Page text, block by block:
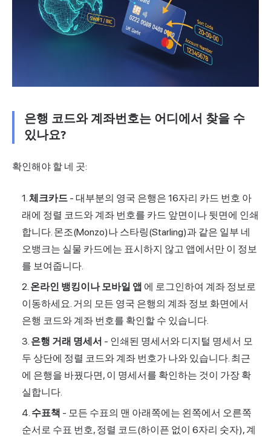
은행 코드와 계좌번호는 어디에서 찾을 수
있나요?
확인해야 할 네 곳:
체크카드 - 대부분의 영국 은행은 16자리 카드 번호 아
래에 정렬 코드와 계좌 번호를 카드 앞면이나 뒷면에 인쇄
합니다. 몬조(Monzo)나 스타링(Starling)과 같은 일부 네
오뱅크는 실물 카드에는 표시하지 않고 앱에서만 이 정보
를 보여줍니다.
온라인 뱅킹이나 모바일 앱 에 로그인하여 계좌 정보로
이동하세요. 거의 모든 영국 은행의 계좌 정보 화면에서
은행 코드와 계좌 번호를 확인할 수 있습니다.
은행 거래 명세서 - 인쇄된 명세서와 디지털 명세서 모
두 상단에 정렬 코드와 계좌 번호가 나와 있습니다. 최근
에 은행을 바꿨다면, 이 명세서를 확인하는 것이 가장 확
실합니다.
수표책 - 모든 수표의 맨 아래쪽에는 왼쪽에서 오른쪽
순서로 수표 번호, 정렬 코드(하이픈 없이 6자리 숫자), 계